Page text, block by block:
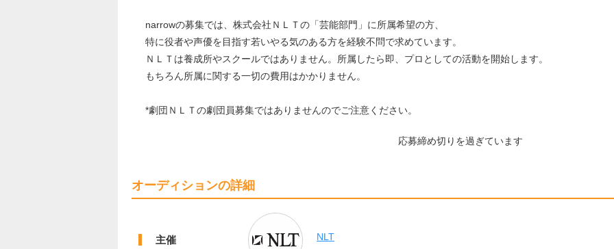
narrowの募集では、株式会社ＮＬＴの「芸能部門」に所属希望の方、
特に役者や声優を目指す若いやる気のある方を経験不問で求めています。
ＮＬＴは養成所やスクールではありません。所属したら即、プロとしての活動を開始します。
もちろん所属に関する一切の費用はかかりません。
*劇団ＮＬＴの劇団員募集ではありませんのでご注意ください。
応募締め切りを過ぎています
オーディションの詳細
主催 NLT